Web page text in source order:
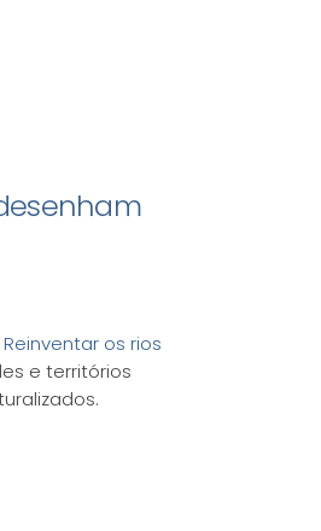
os rios
e territórios